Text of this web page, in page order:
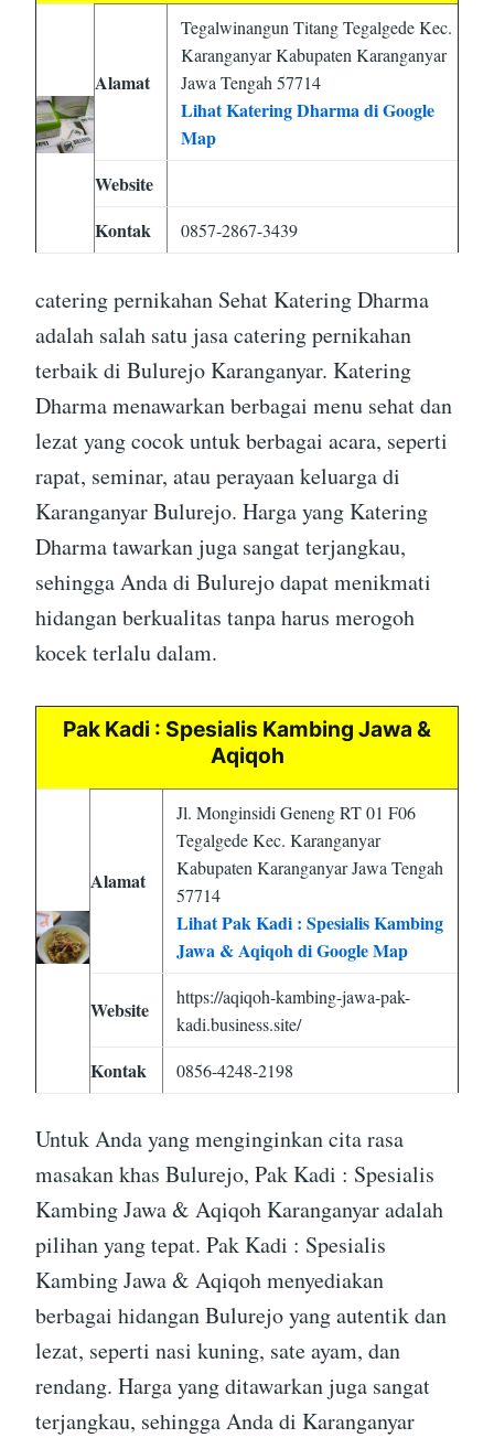
Alamat
Tegalwinangun Titang Tegalgede Kec.
Karanganyar Kabupaten Karanganyar
Jawa Tengah 57714
Lihat Katering Dharma di Google
Map
Website
Kontak
0857-2867-3439
catering pernikahan Sehat Katering Dharma
adalah salah satu jasa catering pernikahan
terbaik di Bulurejo Karanganyar. Katering
Dharma menawarkan berbagai menu sehat dan
lezat yang cocok untuk berbagai acara, seperti
rapat, seminar, atau perayaan keluarga di
Karanganyar Bulurejo. Harga yang Katering
Dharma tawarkan juga sangat terjangkau,
sehingga Anda di Bulurejo dapat menikmati
hidangan berkualitas tanpa harus merogoh
kocek terlalu dalam.
Pak Kadi : Spesialis Kambing Jawa &
Aqiqoh
Alamat
Jl. Monginsidi Geneng RT 01 F06
Tegalgede Kec. Karanganyar
Kabupaten Karanganyar Jawa Tengah
57714
Lihat Pak Kadi : Spesialis Kambing
Jawa & Aqiqoh di Google Map
Website
https://aqiqoh-kambing-jawa-pak-
kadi.business.site/
Kontak 0856-4248-2198
Untuk Anda yang menginginkan cita rasa
masakan khas Bulurejo, Pak Kadi : Spesialis
Kambing Jawa & Aqiqoh Karanganyar adalah
pilihan yang tepat. Pak Kadi : Spesialis
Kambing Jawa & Aqiqoh menyediakan
berbagai hidangan Bulurejo yang autentik dan
lezat, seperti nasi kuning, sate ayam, dan
rendang. Harga yang ditawarkan juga sangat
terjangkau, sehingga Anda di Karanganyar